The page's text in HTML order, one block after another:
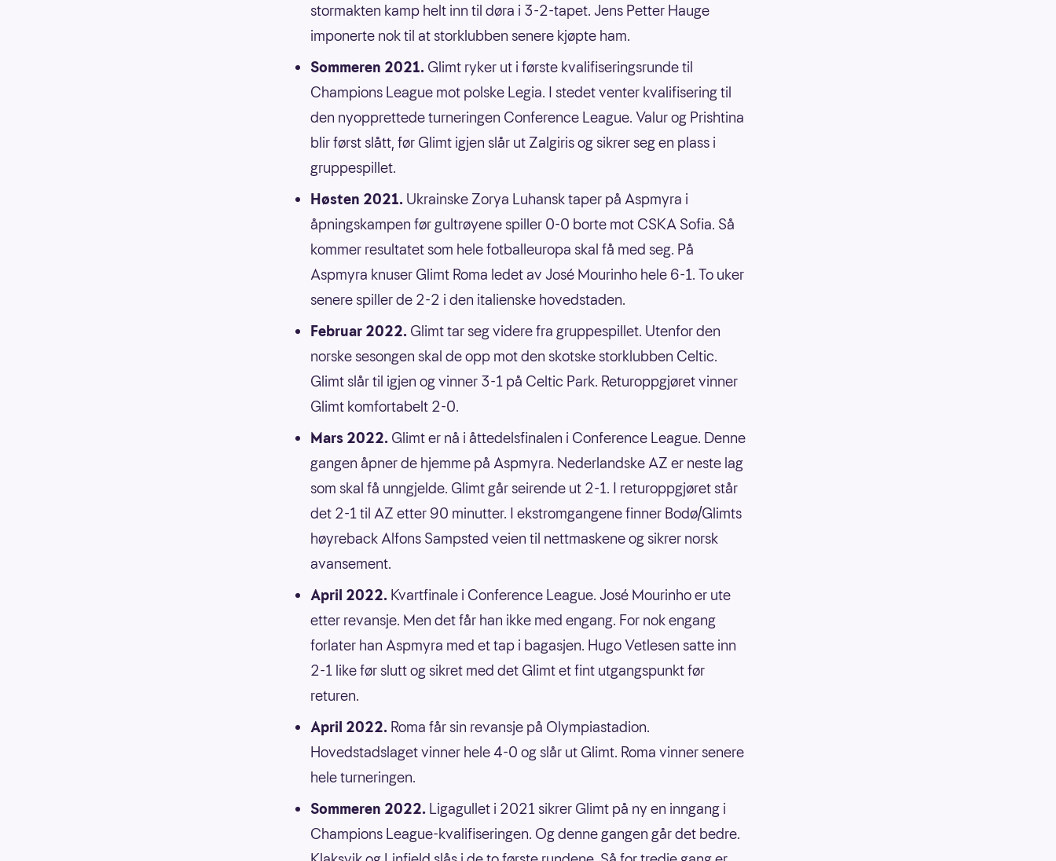
stormakten kamp helt inn til døra i 3-2-tapet. Jens Petter Hauge
imponerte nok til at storklubben senere kjøpte ham.
Sommeren 2021. Glimt ryker ut i første kvalifiseringsrunde til
Champions League mot polske Legia. I stedet venter kvalifisering til
den nyopprettede turneringen Conference League. Valur og Prishtina
blir først slått, før Glimt igjen slår ut Zalgiris og sikrer seg en plass i
gruppespillet.
Høsten 2021. Ukrainske Zorya Luhansk taper på Aspmyra i
åpningskampen før gultrøyene spiller 0-0 borte mot CSKA Sofia. Så
kommer resultatet som hele fotballeuropa skal få med seg. På
Aspmyra knuser Glimt Roma ledet av José Mourinho hele 6-1. To uker
senere spiller de 2-2 i den italienske hovedstaden.
Februar 2022. Glimt tar seg videre fra gruppespillet. Utenfor den
norske sesongen skal de opp mot den skotske storklubben Celtic.
Glimt slår til igjen og vinner 3-1 på Celtic Park. Returoppgjøret vinner
Glimt komfortabelt 2-0.
Mars 2022. Glimt er nå i åttedelsfinalen i Conference League. Denne
gangen åpner de hjemme på Aspmyra. Nederlandske AZ er neste lag
som skal få unngjelde. Glimt går seirende ut 2-1. I returoppgjøret står
det 2-1 til AZ etter 90 minutter. I ekstromgangene finner Bodø/Glimts
høyreback Alfons Sampsted veien til nettmaskene og sikrer norsk
avansement.
April 2022. Kvartfinale i Conference League. José Mourinho er ute
etter revansje. Men det får han ikke med engang. For nok engang
forlater han Aspmyra med et tap i bagasjen. Hugo Vetlesen satte inn
2-1 like før slutt og sikret med det Glimt et fint utgangspunkt før
returen.
April 2022. Roma får sin revansje på Olympiastadion.
Hovedstadslaget vinner hele 4-0 og slår ut Glimt. Roma vinner senere
hele turneringen.
Sommeren 2022. Ligagullet i 2021 sikrer Glimt på ny en inngang i
Champions League-kvalifiseringen. Og denne gangen går det bedre.